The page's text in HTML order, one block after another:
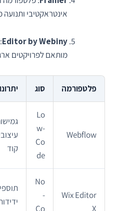
אינטראקטיבי
Editor by Webiny
מותאם לפרויקטים
פלטפורמה סוג
Webflow
Lo
w-
Co
de
קוד
Wix Editor
X
No
-
Co